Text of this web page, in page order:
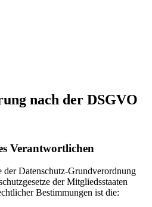
nach der DSGVO
Verantwortlichen
Datenschutz-Grundverordnung
der Mitgliedsstaaten
Bestimmungen ist die: